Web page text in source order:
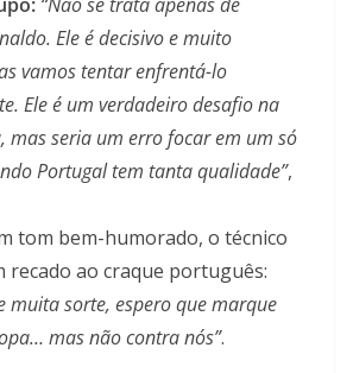
Ele é decisivo e muito
vamos tentar enfrentá-lo
Ele é um verdadeiro desafio na
mas seria um erro focar em um só
Portugal tem tanta qualidade”,
tom bem-humorado, o técnico
recado ao craque português:
muita sorte, espero que marque
mas não contra nós”.